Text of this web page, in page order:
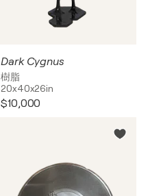
Dark Cygnus
樹脂
20x40x26in
$10,000